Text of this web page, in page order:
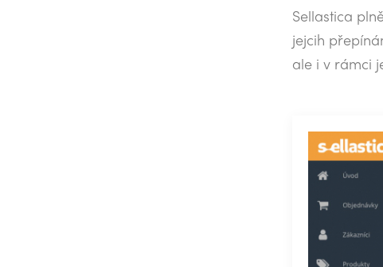
Sellastica
jejcih
ale i v rámci